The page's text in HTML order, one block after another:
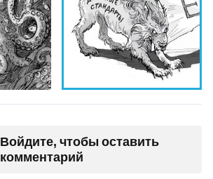
Войдите, чтобы оставить
комментарий